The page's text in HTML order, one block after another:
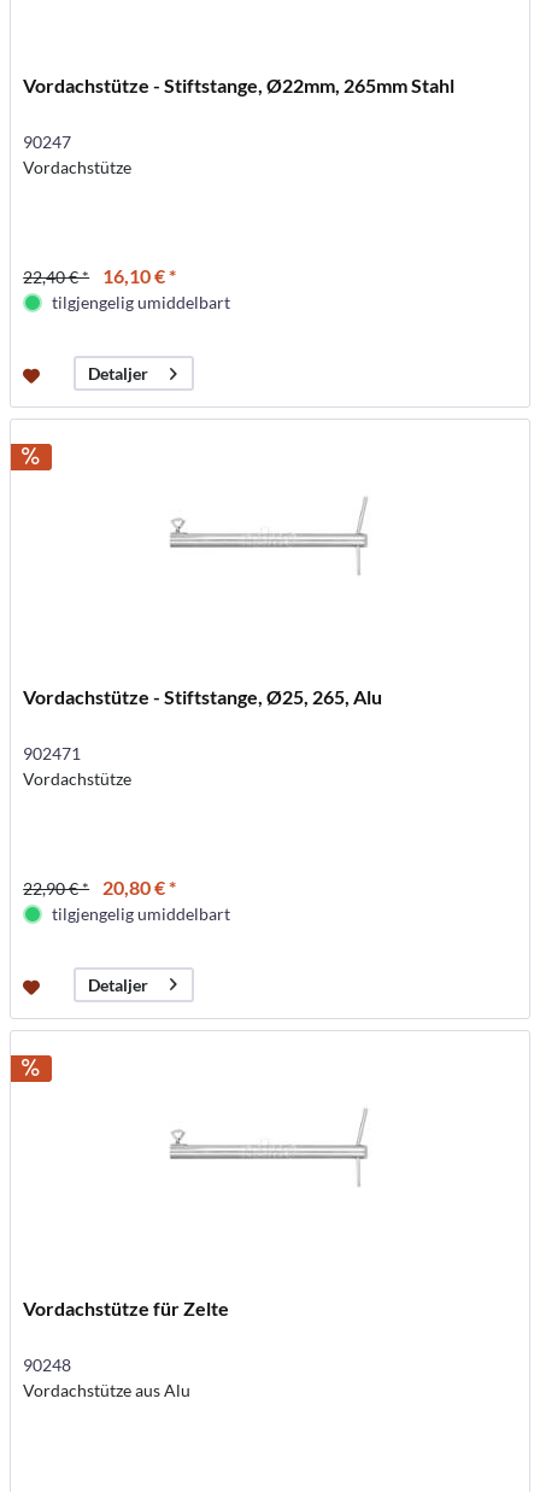
Vordachstütze - Stiftstange, Ø22mm, 265mm Stahl
90247
Vordachstütze
22,40 € * 16,10 € *
tilgjengelig umiddelbart
Detaljer
Vordachstütze - Stiftstange, Ø25, 265, Alu
902471
Vordachstütze
22,90 € * 20,80 € *
tilgjengelig umiddelbart
Detaljer
Vordachstütze für Zelte
90248
Vordachstütze aus Alu